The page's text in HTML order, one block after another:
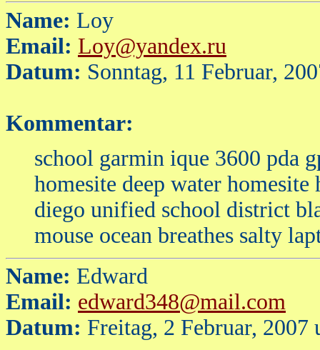
Name: Loy
Email: Loy@yandex.ru
Datum: Sonntag, 11 Februar,
Kommentar:
school garmin ique 3600 pda
homesite deep water homesite
diego unified school district
mouse ocean breathes salty
Name: Edward
Email: edward348@mail.com
Datum: Freitag, 2 Februar, 2007